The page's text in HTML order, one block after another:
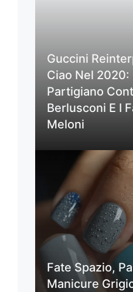
Guccini
Ciao Nel 2020:
Partigiano
Berlusconi E I
Meloni
Fate Spazio,
Manicure